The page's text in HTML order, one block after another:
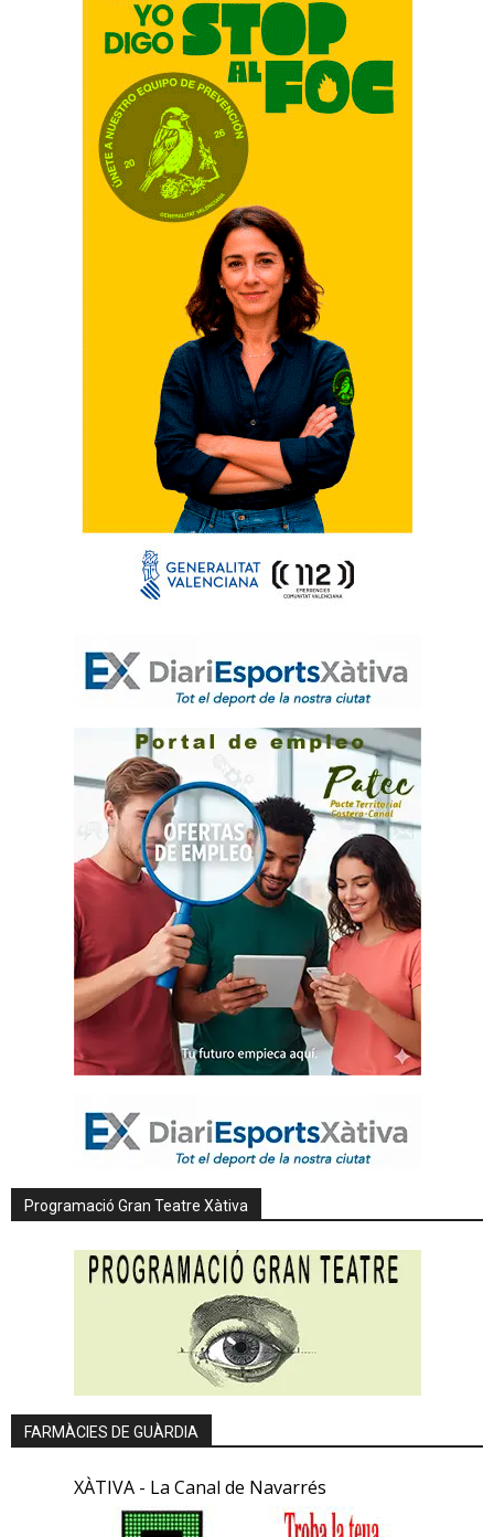
Programació Gran Teatre Xàtiva
FARMÀCIES DE GUÀRDIA
XÀTIVA - La Canal de Navarrés